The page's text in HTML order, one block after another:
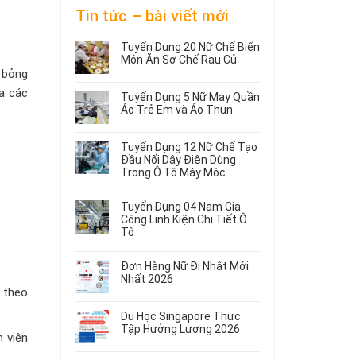
các
theo
viên
Tin tức – bài viết mới
Tuyển Dụng 20 Nữ Chế Biến
Món Ăn Sơ Chế Rau Củ
có
bình
luận
Tuyển
Dụng
20
Nữ
Biến
Món
Ăn
Rau
Củ
Tuyển Dụng 5 Nữ May Quần
Áo Trẻ Em và Áo Thun
có
bình
luận
ở
Dụng
5
Nữ
May
Áo
Trẻ
Áo
Thun
Tuyển Dụng 12 Nữ Chế Tạo
Đầu Nối Dây Điện Dùng
Trong Ô Tô Máy Móc
có
bình
luận
ở
Dụng
12
Tạo
Đầu
Tuyển Dụng 04 Nam Gia
Công Linh Kiện Chi Tiết Ô
Tô
có
bình
luận
Tuyển
Dụng
04
Đơn Hàng Nữ Đi Nhật Mới
Nhất 2026
có
bình
luận
Du Học Singapore Thực
Tập Hưởng Lương 2026